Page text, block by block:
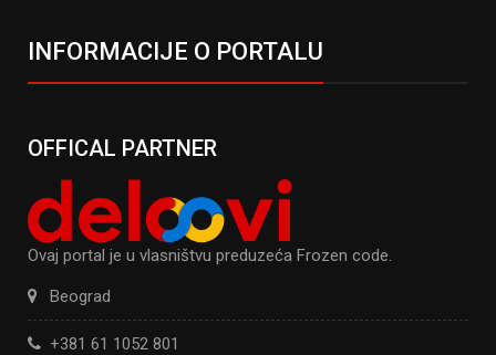
INFORMACIJE O PORTALU
OFFICAL PARTNER
Ovaj portal je u vlasništvu preduzeća Frozen code.
Beograd
+381 61 1052 801